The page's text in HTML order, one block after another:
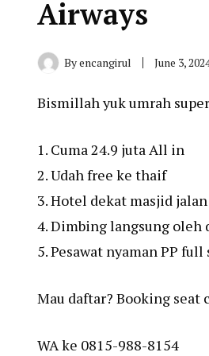
Airways
Byencangirul June 3,
Bismillah yuk umrah
1. Cuma 24.9 juta All in
2. Udah free ke thaif
3. Hotel dekat masjid
4. Dimbing langsung oleh
5. Pesawat nyaman PP
Mau daftar? Booking seat
WA ke 0815-988-8154